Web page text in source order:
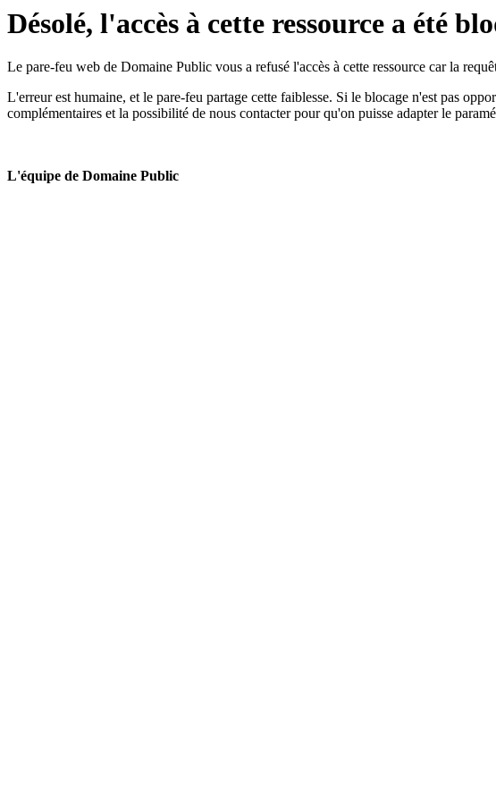
Désolé, l'accès à cette ressource a été
Le pare-feu web de Domaine Public vous a refusé l'accès à cette ressource car la
L'erreur est humaine, et le pare-feu partage cette faiblesse. Si le blocage n'est pas
complémentaires et la possibilité de nous contacter pour qu'on puisse adapter le
L'équipe de Domaine Public